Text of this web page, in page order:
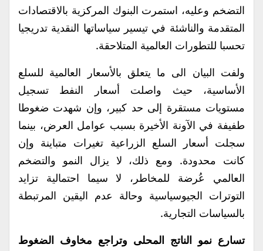
التضخم وعليه، استمرت البنوك المركزية بالاقتصادات
المتقدمة والناشئة في تيسير سياساتها النقدية تدريجيا
تحسبا للتطورات العالمية المتلاحقة.
ولفت البيان الى ما يتعلق بالأسعار العالمية للسلع
الأساسية، حيث واصلت أسعار النفط تسجيل
مستويات مستقرة إلى حد كبير، وإن شهدت ضغوطا
طفيفة في الآونة الأخيرة بسبب عوامل العرض، بينما
سجلت أسعار السلع الزراعية تغيرات متباينة وإن
كانت محدودة. ومع ذلك، لا يزال النمو والتضخم
العالمي عُرضة للمخاطر، لا سيما احتمالية تزايد
التوترات الجيوسياسية وحالة عدم اليقين المرتبطة
بالسياسات التجارية.
تسارع نمو الناتج المحلى وتراجع مخاوف الضغوط